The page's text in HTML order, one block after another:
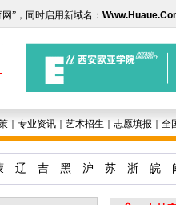
”，同时启用新域名：
专业资讯 艺术招生 志愿填报 全
辽 吉 黑 沪 苏 浙 皖